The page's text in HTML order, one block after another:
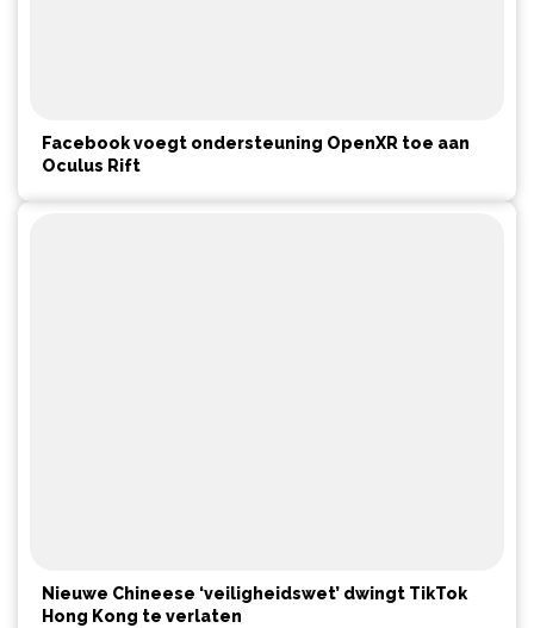
Facebook voegt ondersteuning OpenXR toe aan
Oculus Rift
Nieuwe Chineese ‘veiligheidswet’ dwingt TikTok
Hong Kong te verlaten